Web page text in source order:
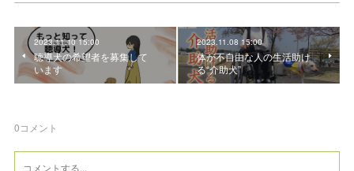
2023.11.10 15:00
聴導犬の希望者を募集して
います
2023.11.08 15:00
体が不自由な人の生活助け
る“介助犬”
0コメント